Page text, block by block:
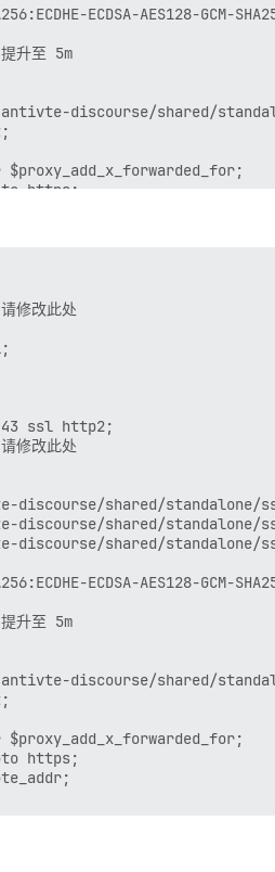
件服务器
f7910792"
释以获取免费 SSL 证书
standalone/log/var-log
discourse-spoiler-
procourse-static-
请取消注释并修改：
ECDSA-AES128-GCM-
升至 5m
discourse/shared/
https;
修改此处
ssl http2;
修改此处
discourse/shared/standalone/
discourse/shared/standalone/
discourse/shared/standalone/
ECDSA-AES128-GCM-
升至 5m
discourse/shared/
https;